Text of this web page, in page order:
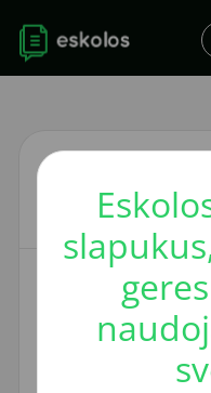
Jūs esate (pasirinkite)